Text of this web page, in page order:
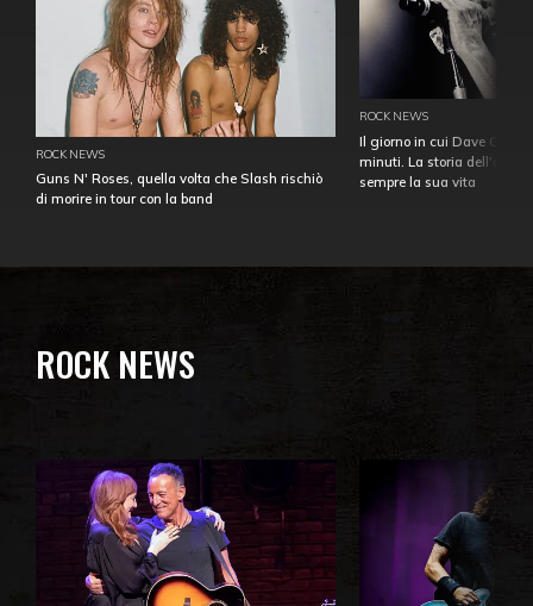
ROCK NEWS
Guns N' Roses, quella volta che Slash rischiò
di morire in tour con la band
ROCK NEWS
Il giorno in cui Dave
minuti. La storia
sempre la sua vita
ROCK NEWS